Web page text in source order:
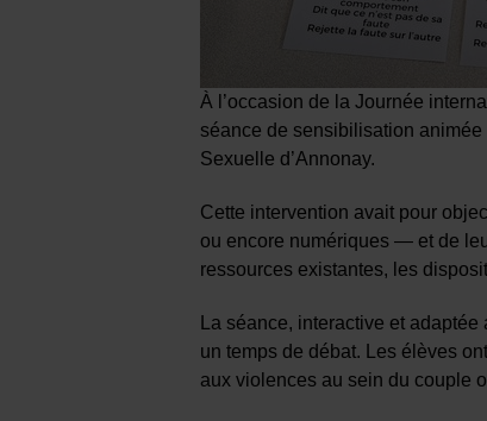
À l’occasion de la Journée
séance de sensibilisation
Sexuelle d’Annonay.
Cette intervention avait pour
ou encore numériques — et de
ressources existantes, les
La séance, interactive et
un temps de débat. Les élèves
aux violences au sein du couple